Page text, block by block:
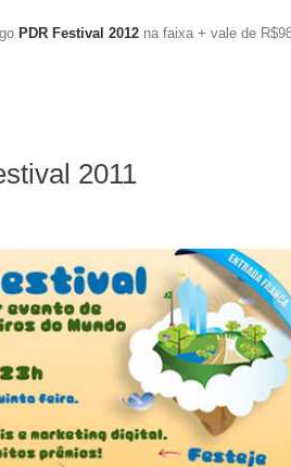
PDR Festival 2012 na faixa + vale de
2011